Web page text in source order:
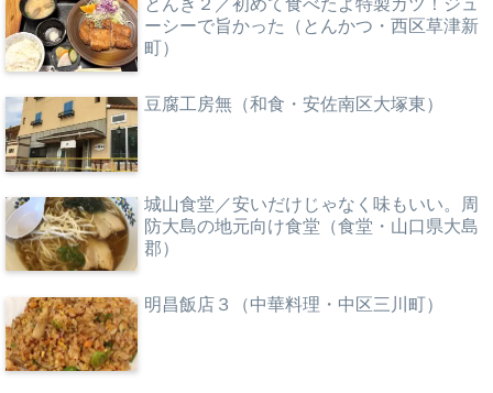
とんき２／初めて食べたよ特製カツ！ジュ
ーシーで旨かった（とんかつ・西区草津新
町）
豆腐工房無（和食・安佐南区大塚東）
城山食堂／安いだけじゃなく味もいい。周
防大島の地元向け食堂（食堂・山口県大島
郡）
明昌飯店３（中華料理・中区三川町）